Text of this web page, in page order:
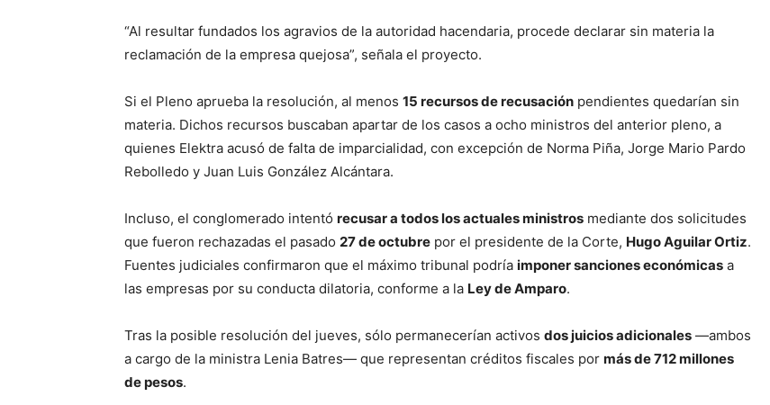
“Al resultar fundados los agravios de la autoridad hacendaria, procede declarar sin materia la
reclamación de la empresa quejosa”, señala el proyecto.
Si el Pleno aprueba la resolución, al menos 15 recursos de recusación pendientes quedarían sin
materia. Dichos recursos buscaban apartar de los casos a ocho ministros del anterior pleno, a
quienes Elektra acusó de falta de imparcialidad, con excepción de Norma Piña, Jorge Mario Pardo
Rebolledo y Juan Luis González Alcántara.
Incluso, el conglomerado intentó recusar a todos los actuales ministros mediante dos solicitudes
que fueron rechazadas el pasado 27 de octubre por el presidente de la Corte, Hugo Aguilar Ortiz.
Fuentes judiciales confirmaron que el máximo tribunal podría imponer sanciones económicas a
las empresas por su conducta dilatoria, conforme a la Ley de Amparo.
Tras la posible resolución del jueves, sólo permanecerían activos dos juicios adicionales —ambos
a cargo de la ministra Lenia Batres— que representan créditos fiscales por más de 712 millones
de pesos.